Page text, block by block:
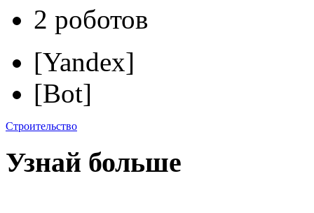
2 роботов
[Yandex]
[Bot]
Строительство
Узнай больше